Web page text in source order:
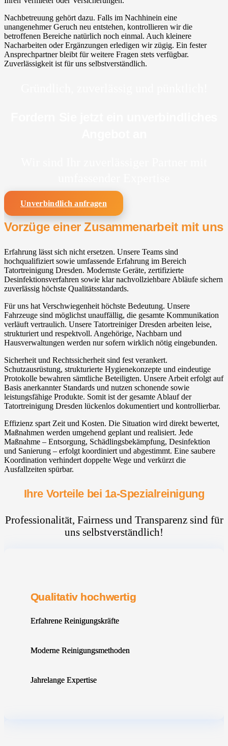
Nachbetreuung gehört dazu. Falls im Nachhinein eine
unangenehmer Geruch neu entstehen, kontrollieren wir die
betroffenen Bereiche natürlich noch einmal. Auch kleinere
Nacharbeiten oder Ergänzungen erledigen wir zügig. Ein fester
Ansprechpartner bleibt für weitere Fragen stets verfügbar.
Zuverlässigkeit ist für uns selbstverständlich.
Unverbindlich anfragen
Vorzüge einer Zusammenarbeit mit uns
Erfahrung lässt sich nicht ersetzen. Unsere Teams sind
hochqualifiziert sowie umfassende Erfahrung im Bereich
Tatortreinigung Dresden. Modernste Geräte, zertifizierte
Desinfektionsverfahren sowie klar nachvollziehbare Abläufe sichern
zuverlässig höchste Qualitätsstandards.
Für uns hat Verschwiegenheit höchste Bedeutung. Unsere
Fahrzeuge sind möglichst unauffällig, die gesamte Kommunikation
verläuft vertraulich. Unsere Tatortreiniger Dresden arbeiten leise,
strukturiert und respektvoll. Angehörige, Nachbarn und
Hausverwaltungen werden nur sofern wirklich nötig eingebunden.
Sicherheit und Rechtssicherheit sind fest verankert.
Schutzausrüstung, strukturierte Hygienekonzepte und eindeutige
Protokolle bewahren sämtliche Beteiligten. Unsere Arbeit erfolgt auf
Basis anerkannter Standards und nutzen schonende sowie
leistungsfähige Produkte. Somit ist der gesamte Ablauf der
Tatortreinigung Dresden lückenlos dokumentiert und kontrollierbar.
Effizienz spart Zeit und Kosten. Die Situation wird direkt bewertet,
Maßnahmen werden umgehend geplant und realisiert. Jede
Maßnahme – Entsorgung, Schädlingsbekämpfung, Desinfektion
und Sanierung – erfolgt koordiniert und abgestimmt. Eine saubere
Koordination verhindert doppelte Wege und verkürzt die
Ausfallzeiten spürbar.
Ihre Vorteile bei 1a-Spezialreinigung
Professionalität, Fairness und Transparenz sind für
uns selbstverständlich!
Qualitativ hochwertig
Erfahrene Reinigungskräfte
Moderne Reinigungsmethoden
Jahrelange Expertise